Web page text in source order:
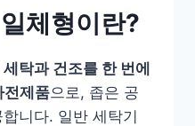
체형이란?
세탁과 건조를 한 번에
전제품으로, 좁은 공
니다. 일반 세탁기